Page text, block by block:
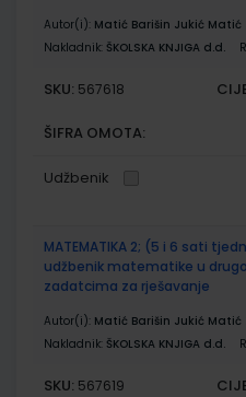
Autor(i): Matić Barišin Jukić
Nakladnik: ŠKOLSKA KNJIGA d.d.
SKU: 567618
ŠIFRA OMOTA:
Udžbenik
MATEMATIKA 2; (5 i 6 sati
udžbenik matematike u
zadatcima za rješavanje
Autor(i): Matić Barišin Jukić
Nakladnik: ŠKOLSKA KNJIGA d.d.
SKU: 567619